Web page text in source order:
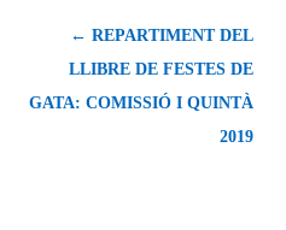
← REPARTIMENT DEL
LLIBRE DE FESTES DE
GATA: COMISSIÓ I QUINTÀ
2019